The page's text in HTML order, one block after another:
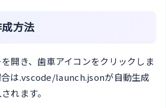
方法
開き、歯車アイコンをクリックしま
合は.vscode/launch.jsonが自動生成
れます。